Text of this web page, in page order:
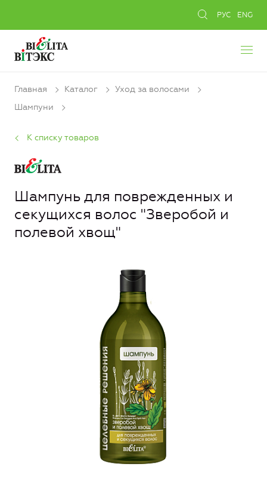
РУС ENG
Главная Каталог
Уход за волосами
Шампуни
К списку товаров
Шампунь для поврежденных и
секущихся волос "Зверобой и
полевой хвощ"